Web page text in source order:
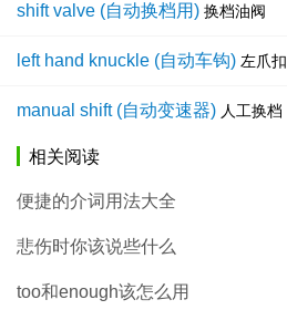
shift valve (自动换档用) 换档油阀
left hand knuckle (自动车钩) 左爪扣
manual shift (自动变速器) 人工换档
相关阅读
便捷的介词用法大全
悲伤时你该说些什么
too和enough该怎么用